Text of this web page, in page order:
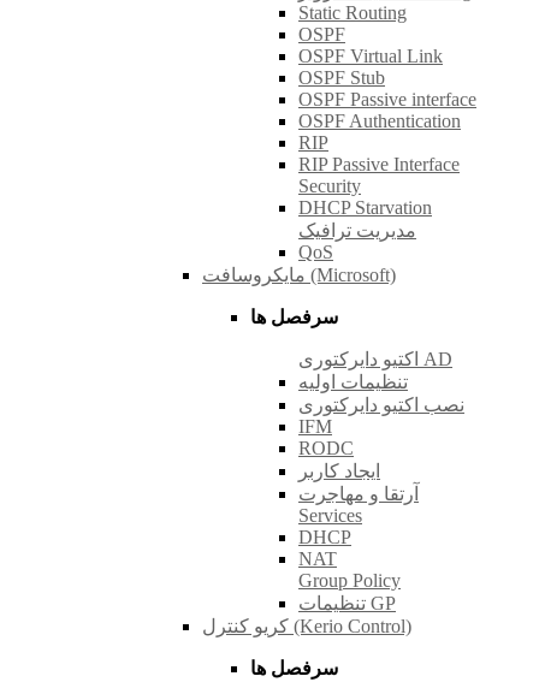
Static Routing
OSPF
OSPF Virtual Link
OSPF Stub
OSPF Passive interface
OSPF Authentication
RIP
RIP Passive Interface
Security
DHCP Starvation
مدیریت ترافیک
QoS
مایکروسافت (Microsoft)
سرفصل ها
اکتیو دایرکتوری AD
تنظیمات اولیه
نصب اکتیو دایرکتوری
IFM
RODC
ایجاد کاربر
آرتقا و مهاجرت
Services
DHCP
NAT
Group Policy
تنظیمات GP
کریو کنترل (Kerio Control)
سرفصل ها